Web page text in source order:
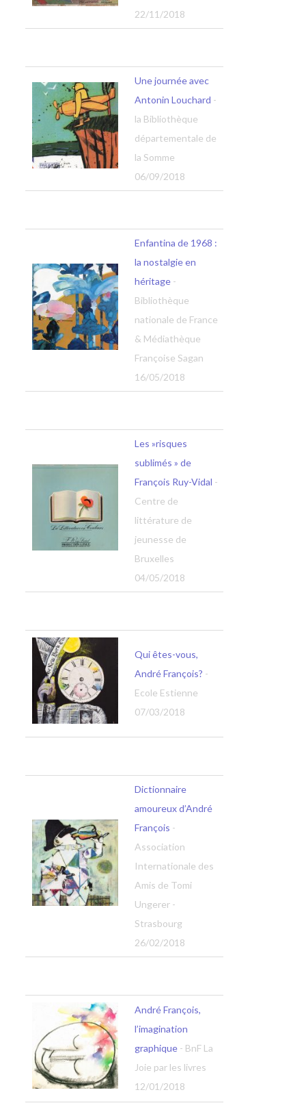
22/11/2018
Une journée avec
Antonin Louchard -
la Bibliothèque
départementale de
la Somme
06/09/2018
Enfantina de 1968 :
la nostalgie en
héritage -
Bibliothèque
nationale de France
& Médiathèque
Françoise Sagan
16/05/2018
Les »risques
sublimés » de
François Ruy-Vidal -
Centre de
littérature de
jeunesse de
Bruxelles
04/05/2018
Qui êtes-vous,
André François? -
Ecole Estienne
07/03/2018
Dictionnaire
amoureux d’André
François -
Association
Internationale des
Amis de Tomi
Ungerer -
Strasbourg
26/02/2018
André François,
l’imagination
graphique - BnF La
Joie par les livres
12/01/2018